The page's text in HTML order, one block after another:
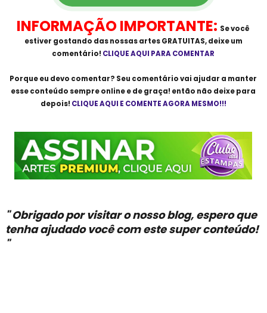
INFORMAÇÃO IMPORTANTE: Se você
estiver gostando das nossas artesGRATUITAS, deixe um
comentário! CLIQUE AQUI PARA COMENTAR
Porque eu devo comentar? Seu comentário vai ajudar a manter
esse conteúdo sempre online e de graça! então não deixe para
depois! CLIQUE AQUI E COMENTE AGORA MESMO!!!
" Obrigado por visitar o nosso blog, espero que
tenha ajudado você com este super conteúdo!
"